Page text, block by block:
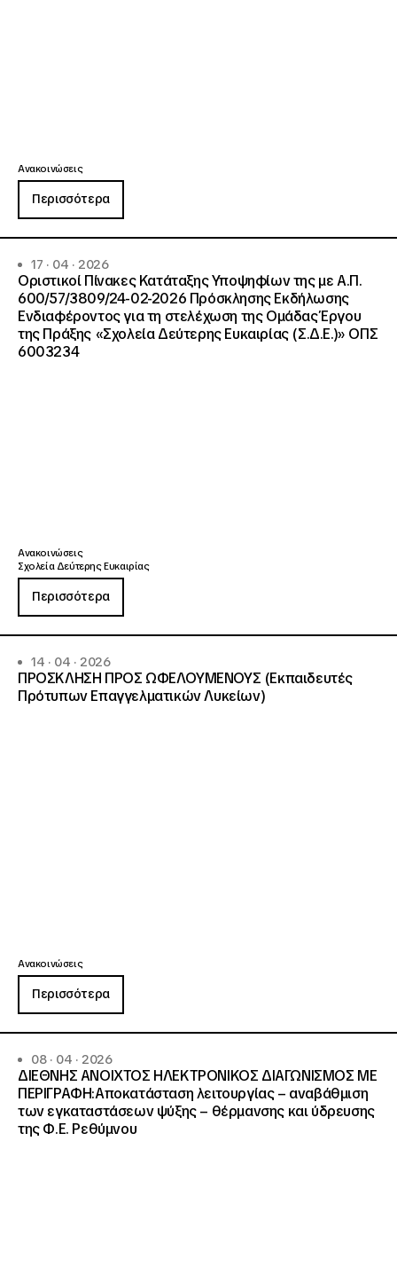
Ανακοινώσεις
Περισσότερα
17 · 04 · 2026
Οριστικοί Πίνακες Κατάταξης Υποψηφίων της με Α.Π.
600/57/3809/24-02-2026 Πρόσκλησης Εκδήλωσης
Ενδιαφέροντος για τη στελέχωση της Ομάδας Έργου
της Πράξης «Σχολεία Δεύτερης Ευκαιρίας (Σ.Δ.Ε.)» ΟΠΣ
6003234
Ανακοινώσεις
Σχολεία Δεύτερης Ευκαιρίας
Περισσότερα
14 · 04 · 2026
ΠΡΟΣΚΛΗΣΗ ΠΡΟΣ ΩΦΕΛΟΥΜΕΝΟΥΣ (Εκπαιδευτές
Πρότυπων Επαγγελματικών Λυκείων)
Ανακοινώσεις
Περισσότερα
08 · 04 · 2026
ΔΙΕΘΝΗΣ ΑΝΟΙΧΤΟΣ ΗΛΕΚΤΡΟΝΙΚΟΣ ΔΙΑΓΩΝΙΣΜΟΣ ΜΕ
ΠΕΡΙΓΡΑΦΗ:Αποκατάσταση λειτουργίας – αναβάθμιση
των εγκαταστάσεων ψύξης – θέρμανσης και ύδρευσης
της Φ.Ε. Ρεθύμνου